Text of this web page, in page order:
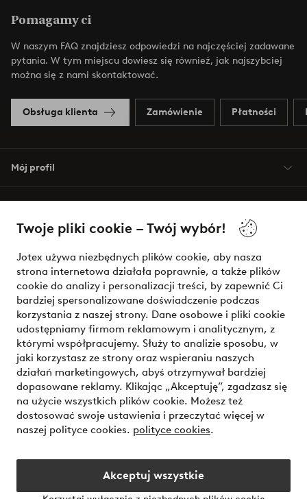
Twoje pliki cookie – Twój wybór!
Jotex używa niezbędnych plików cookie, aby nasza
strona internetowa działała poprawnie, a także plików
cookie do analizy i personalizacji treści, by zapewnić Ci
bardziej spersonalizowane doświadczenie podczas
korzystania z naszej strony. Dane osobowe i pliki cookie
udostępniamy firmom reklamowym i analitycznym, z
którymi współpracujemy. Służy to analizie sposobu, w
jaki korzystasz ze strony oraz wspieraniu naszych
działań marketingowych, abyś otrzymywał bardziej
dopasowane reklamy. Klikając „Akceptuję”, zgadzasz się
na użycie wszystkich plików cookie. Możesz też
dostosować swoje ustawienia i przeczytać więcej w
naszej polityce cookies. polityce cookies.
Akceptuj wszystkie
Pomagamy ci
W naszym FAQ znajdziesz odpowiedzi na najczęściej zadawane
pytania. W tym miejscu dowiesz się również, jak najszybciej
można się z nami skontaktować.
Obsługa klienta Zamówienie Płatności
Mój profil
Warunki
Bezpieczne płatności - zapłać teraz lub podziel się
Chcesz dowiedzieć się więcej o naszych opcjach płatności